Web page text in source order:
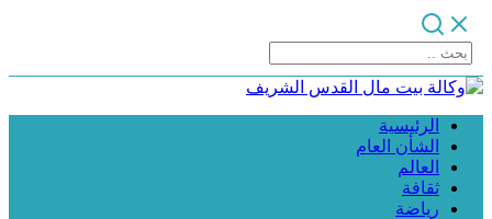
الرئيسية
الشأن العام
العالم
ثقافة
رياضة